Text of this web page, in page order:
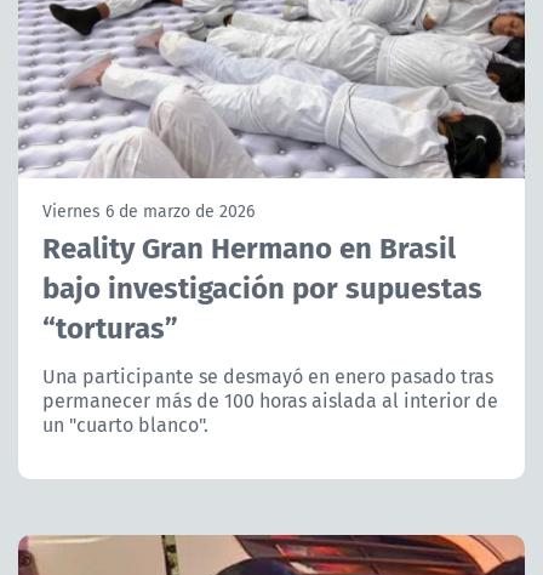
TVN PLAY
PROGRAMAS
TELESERIES
ACTUALIDAD Y TENDENCIAS
CORPORATIVO Y TRANSPARENCIA
CANAL DE DENUNCIAS
Viernes 6 de marzo de 2026
Reality Gran Hermano en Brasil
bajo investigación por supuestas
“torturas”
Una participante se desmayó en enero pasado tras
permanecer más de 100 horas aislada al interior de
un "cuarto blanco".